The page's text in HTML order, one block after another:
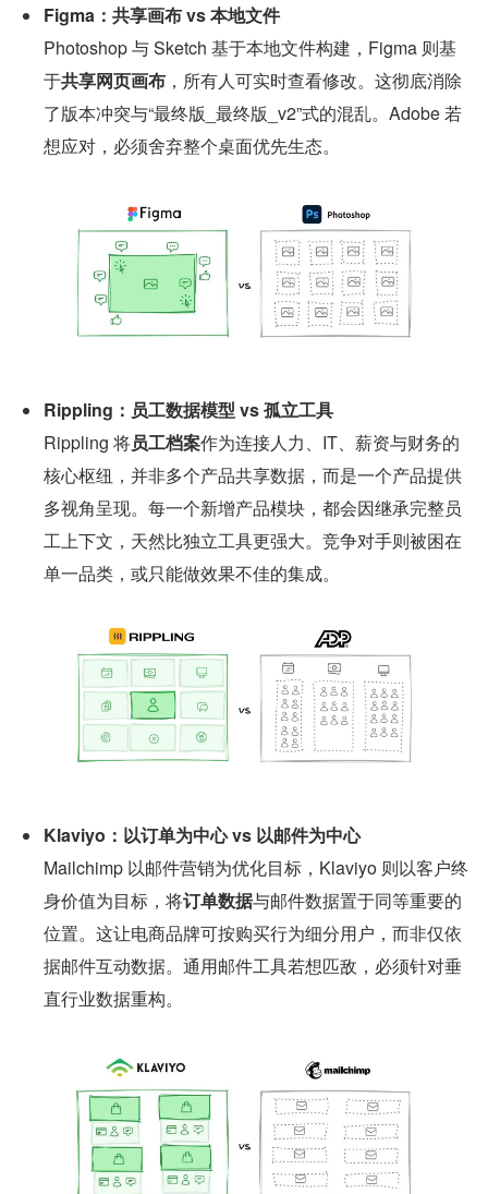
Figma：共享画布 vs 本地文件
Photoshop 与 Sketch 基于本地文件构建，Figma 则基
于共享网页画布 ，所有人可实时查看修改。这彻底消除
了版本冲突与“最终版_最终版_v2”式的混乱。Adobe 若
想应对，必须舍弃整个桌面优先生态。
Rippling：员工数据模型 vs 孤立工具
Rippling 将员工档案作为连接人力、IT、薪资与财务的
核心枢纽，并非多个产品共享数据，而是一个产品提供
多视角呈现。每一个新增产品模块，都会因继承完整员
工上下文，天然比独立工具更强大。竞争对手则被困在
单一品类，或只能做效果不佳的集成。
Klaviyo：以订单为中心 vs 以邮件为中心
Mailchimp 以邮件营销为优化目标，Klaviyo 则以客户终
身价值为目标，将订单数据与邮件数据置于同等重要的
位置。这让电商品牌可按购买行为细分用户，而非仅依
据邮件互动数据。通用邮件工具若想匹敌，必须针对垂
直行业数据重构。